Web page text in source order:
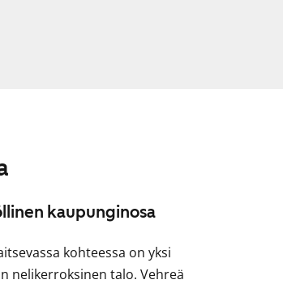
kaupunginosa
kohteessa on yksi
nelikerroksinen talo. Vehreä